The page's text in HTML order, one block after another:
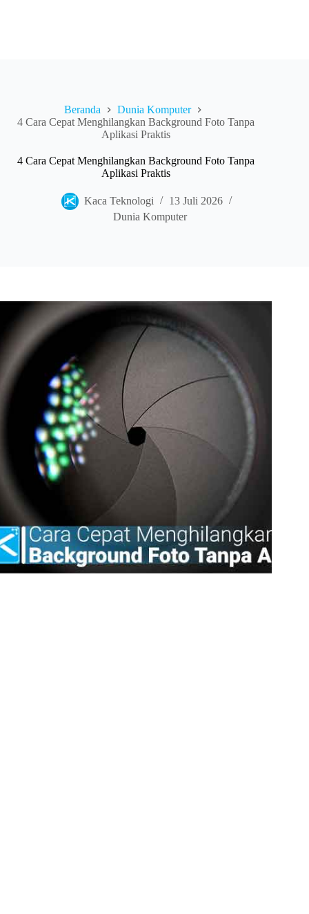
Beranda
Dunia Komputer
4 Cara Cepat Menghilangkan Background Foto Tanpa
Aplikasi Praktis
4 Cara Cepat Menghilangkan Background Foto Tanpa
Aplikasi Praktis
Kaca Teknologi
13 Juli 2026
Dunia Komputer